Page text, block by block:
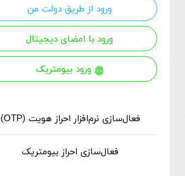
ورود از طریق دولت من
ورود با امضای دیجیتال
فعال‌سازی نرم‌افزار احراز هویت (OTP
)
فعال‌سازی احراز بیومتریک